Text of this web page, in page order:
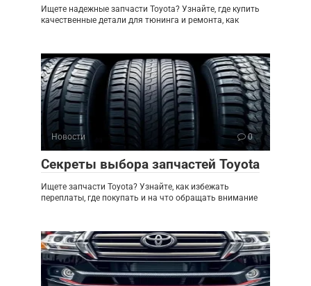
Ищете надежные запчасти Toyota? Узнайте, где купить
качественные детали для тюнинга и ремонта, как
Новости 0
Секреты выбора запчастей Toyota
Ищете запчасти Toyota? Узнайте, как избежать
переплаты, где покупать и на что обращать внимание